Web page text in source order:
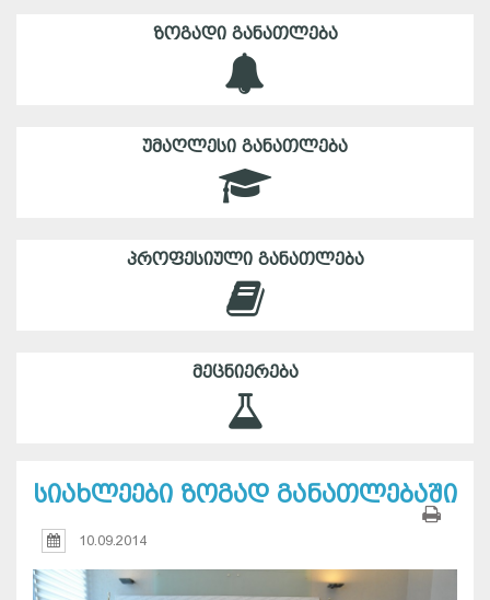
ᲖᲝᲒᲐᲓᲘ ᲒᲐᲜᲐᲗᲚᲔᲑᲐ
ᲣᲛᲐᲦᲚᲔᲡᲘ ᲒᲐᲜᲐᲗᲚᲔᲑᲐ
ᲞᲠᲝᲤᲔᲡᲘᲣᲚᲘ ᲒᲐᲜᲐᲗᲚᲔᲑᲐ
ᲛᲔᲪᲜᲘᲔᲠᲔᲑᲐ
სიახლეები ზოგად განათლებაში
10.09.2014